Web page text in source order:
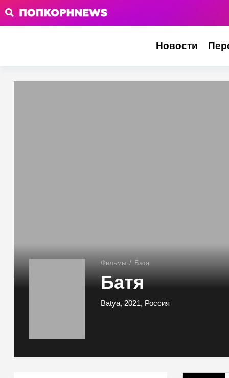
Новости
Фильмы / Батя
Батя
Batya, 2021, Россия